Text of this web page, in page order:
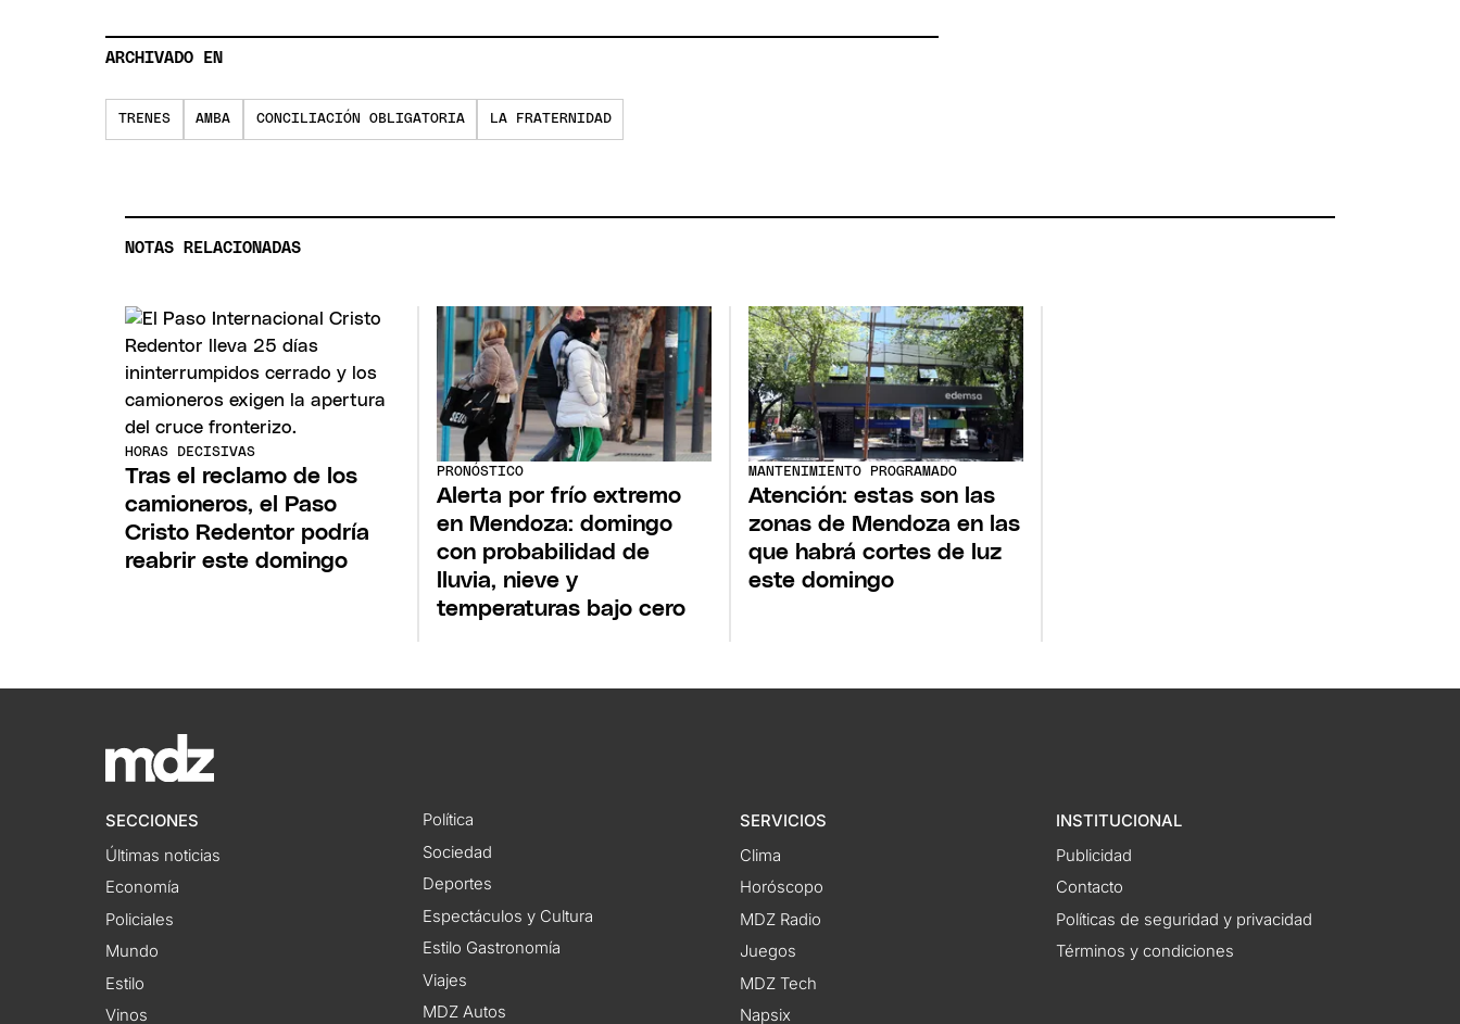
ARCHIVADO EN
TRENES AMBA CONCILIACIÓN OBLIGATORIA LA FRATERNIDAD
NOTAS RELACIONADAS
HORAS DECISIVAS
Tras el reclamo de los
camioneros, el Paso
Cristo Redentor podría
reabrir este domingo
PRONÓSTICO
Alerta por frío extremo
en Mendoza: domingo
con probabilidad de
lluvia, nieve y
temperaturas bajo cero
MANTENIMIENTO PROGRAMADO
Atención: estas son las
zonas de Mendoza en las
que habrá cortes de luz
este domingo
SECCIONES
Últimas noticias
Economía
Policiales
Mundo
Estilo
Vinos
Política
Sociedad
Deportes
Espectáculos y Cultura
Estilo Gastronomía
Viajes
MDZ Autos
SERVICIOS
Clima
Horóscopo
MDZ Radio
Juegos
MDZ Tech
Napsix
INSTITUCIONAL
Publicidad
Contacto
Políticas de seguridad y privacidad
Términos y condiciones